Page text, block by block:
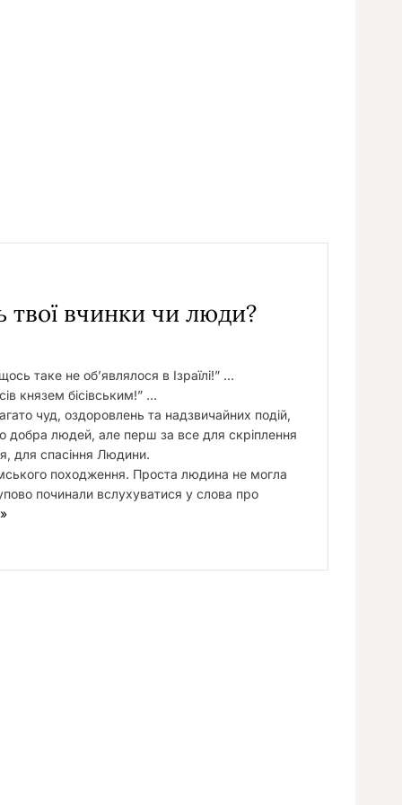
твої вчинки чи люди?
таке не об’являлося в Ізраїлі!” …
князем бісівським!” …
чуд, оздоровлень та надзвичайних подій,
добра людей, але перш за все для скріплення
для спасіння Людини.
походження. Проста людина не могла
починали вслухуватися у слова про